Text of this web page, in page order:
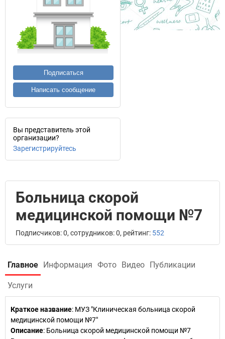
Подписаться
Написать сообщение
Вы представитель этой
организации?
Зарегистрируйтесь
Больница скорой
медицинской помощи №7
Подписчиков: 0, сотрудников: 0, рейтинг: 552
Главное Информация Фото Видео Публикации
Услуги
Краткое название: МУЗ "Клиническая больница скорой
медицинской помощи №7"
Описание: Больница скорой медицинской помощи №7